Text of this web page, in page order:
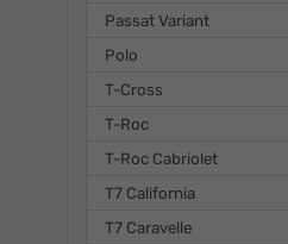
Passat Variant
Polo
T-Cross
T-Roc
T-Roc Cabriolet
T7 California
T7 Caravelle